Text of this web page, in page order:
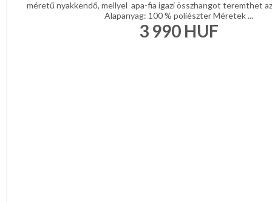
méretű nyakkendő, mellyel apa-fia igazi összhangot teremthet
Alapanyag: 100 % poliészter Méretek ...
3 990 HUF